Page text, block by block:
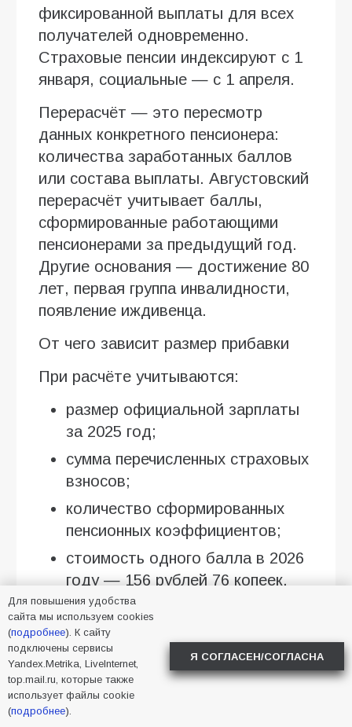
фиксированной выплаты для всех
получателей одновременно.
Страховые пенсии индексируют с 1
января, социальные — с 1 апреля.
Перерасчёт — это пересмотр
данных конкретного пенсионера:
количества заработанных баллов
или состава выплаты. Августовский
перерасчёт учитывает баллы,
сформированные работающими
пенсионерами за предыдущий год.
Другие основания — достижение 80
лет, первая группа инвалидности,
появление иждивенца.
От чего зависит размер прибавки
При расчёте учитываются:
размер официальной зарплаты
за 2025 год;
сумма перечисленных страховых
взносов;
количество сформированных
пенсионных коэффициентов;
стоимость одного балла в 2026
году — 156 рублей 76 копеек.
Важно: учитывается только
официальная занятость. Доходы, с
которых не перечислялись
страховые взносы, не увеличивают
страховую пенсию.
Для повышения удобства
сайта мы используем cookies
(подробнее). К сайту
подключены сервисы
Yandex.Metrika, LiveInternet,
top.mail.ru, которые также
использует файлы cookie
(подробнее).
Я СОГЛАСЕН/СОГЛАСНА